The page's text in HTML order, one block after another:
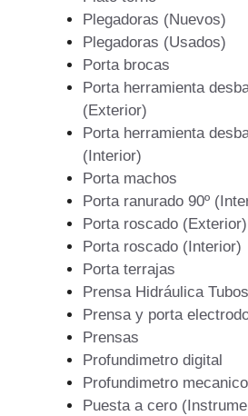
Plegadoras (Nuevos)
Plegadoras (Usados)
Porta brocas
Porta herramienta
(Exterior)
Porta herramienta
(Interior)
Porta machos
Porta ranurado 90º
Porta roscado (Exterior)
Porta roscado (Interior)
Porta terrajas
Prensa Hidráulica Tubos
Prensa y porta
Prensas
Profundimetro digital
Profundimetro mecanico
Puesta a cero